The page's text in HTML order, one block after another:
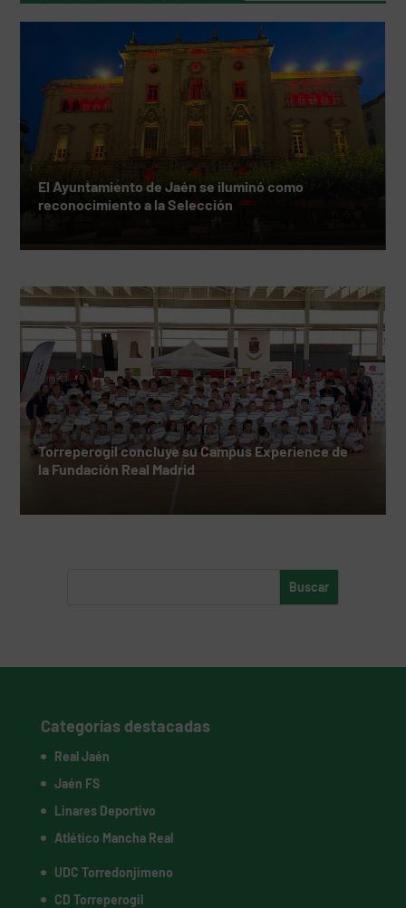
El Ayuntamiento de Jaén se iluminó como
reconocimiento a la Selección
Torreperogil concluye su Campus Experience de
la Fundación Real Madrid
Categorías destacadas
Real Jaén
Jaén FS
Linares Deportivo
Atlético Mancha Real
UDC Torredonjimeno
CD Torreperogil